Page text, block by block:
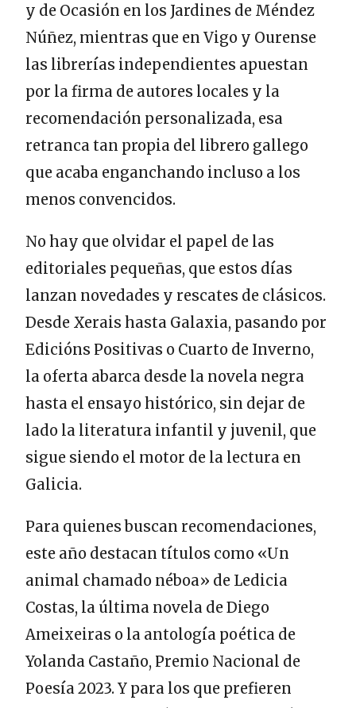
y de Ocasión en los Jardines de Méndez
Núñez, mientras que en Vigo y Ourense
las librerías independientes apuestan
por la firma de autores locales y la
recomendación personalizada, esa
retranca tan propia del librero gallego
que acaba enganchando incluso a los
menos convencidos.
No hay que olvidar el papel de las
editoriales pequeñas, que estos días
lanzan novedades y rescates de clásicos.
Desde Xerais hasta Galaxia, pasando por
Edicións Positivas o Cuarto de Inverno,
la oferta abarca desde la novela negra
hasta el ensayo histórico, sin dejar de
lado la literatura infantil y juvenil, que
sigue siendo el motor de la lectura en
Galicia.
Para quienes buscan recomendaciones,
este año destacan títulos como «Un
animal chamado néboa» de Ledicia
Costas, la última novela de Diego
Ameixeiras o la antología poética de
Yolanda Castaño, Premio Nacional de
Poesía 2023. Y para los que prefieren